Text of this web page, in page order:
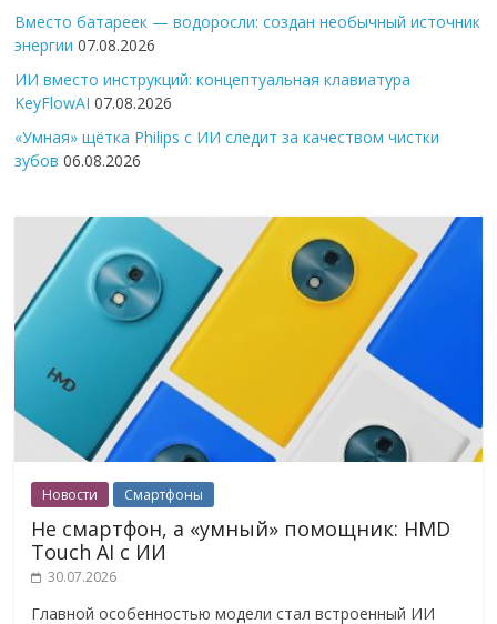
Вместо батареек — водоросли: создан необычный источник
энергии 07.08.2026
ИИ вместо инструкций: концептуальная клавиатура
KeyFlowAI 07.08.2026
«Умная» щётка Philips с ИИ следит за качеством чистки
зубов 06.08.2026
Новости Смартфоны
Не смартфон, а «умный» помощник: HMD
Touch AI с ИИ
30.07.2026
Главной особенностью модели стал встроенный ИИ